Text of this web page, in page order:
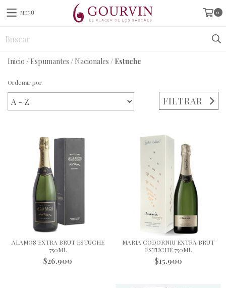
MENÚ 0
Inicio / Espumantes / Nacionales / Estuche
Ordenar por
FILTRAR
ALAMOS EXTRA BRUT ESTUCHE
750ML
$26.900
MARIA CODORNIU EXTRA BRUT
ESTUCHE 750ML
$15.900